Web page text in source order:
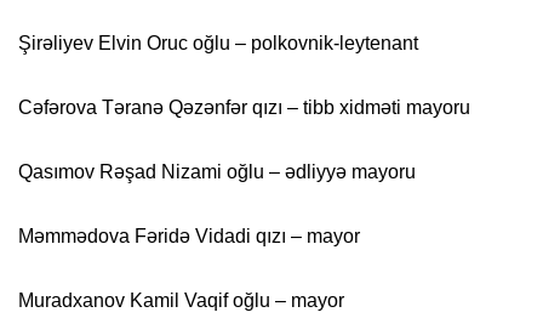
Şirəliyev Elvin Oruc oğlu – polkovnik-leytenant
Cəfərova Təranə Qəzənfər qızı – tibb xidməti mayoru
Qasımov Rəşad Nizami oğlu – ədliyyə mayoru
Məmmədova Fəridə Vidadi qızı – mayor
Muradxanov Kamil Vaqif oğlu – mayor